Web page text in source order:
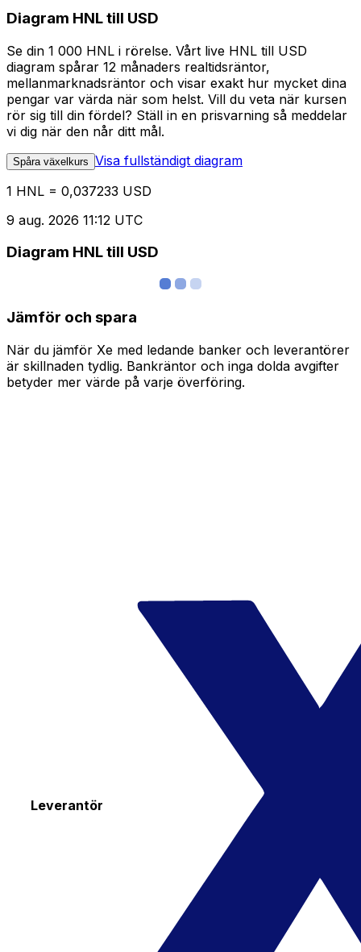
Diagram HNL till USD
Se din 1 000 HNL i rörelse. Vårt live HNL till USD
diagram spårar 12 månaders realtidsräntor,
mellanmarknadsräntor och visar exakt hur mycket dina
pengar var värda när som helst. Vill du veta när kursen
rör sig till din fördel? Ställ in en prisvarning så meddelar
vi dig när den når ditt mål.
Spåra växelkurs Visa fullständigt diagram
1 HNL = 0,037233 USD
9 aug. 2026 11:12 UTC
Diagram HNL till USD
Jämför och spara
När du jämför Xe med ledande banker och leverantörer
är skillnaden tydlig. Bankräntor och inga dolda avgifter
betyder mer värde på varje överföring.
Leverantör